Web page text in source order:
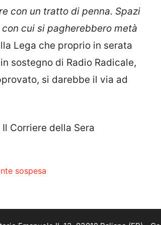
con un tratto di penna. Spazi
cui si pagherebbero metà
Lega che proprio in serata
sostegno di Radio Radicale,
si darebbe il via ad
Corriere della Sera
sospesa
Emanuele II, 13, 03018 Paliano (FR) -